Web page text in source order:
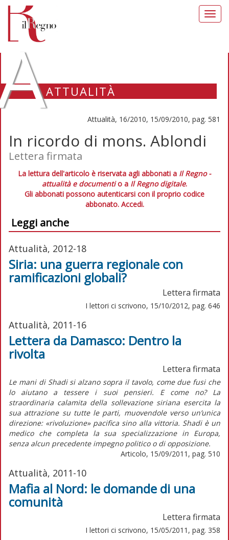
ATTUALITÀ
Attualità, 16/2010, 15/09/2010, pag. 581
In ricordo di mons. Ablondi
Lettera firmata
La lettura dell'articolo è riservata agli abbonati a Il Regno -
attualità e documentio a Il Regno digitale.
Gli abbonati possono autenticarsi con il proprio codice
abbonato. Accedi.
Leggi anche
Attualità, 2012-18
Siria: una guerra regionale con
ramificazioni globali?
Lettera firmata
I lettori ci scrivono, 15/10/2012, pag. 646
Attualità, 2011-16
Lettera da Damasco: Dentro la
rivolta
Lettera firmata
Le mani di Shadi si alzano sopra il tavolo, come due fusi che
lo aiutano a tessere i suoi pensieri. E come no? La
straordinaria calamita della sollevazione siriana esercita la
sua attrazione su tutte le parti, muovendole verso un’unica
direzione: «rivoluzione» pacifica sino alla vittoria. Shadi è un
medico che completa la sua specializzazione in Europa,
senza alcun precedente impegno politico o di opposizione.
Articolo, 15/09/2011, pag. 510
Attualità, 2011-10
Mafia al Nord: le domande di una
comunità
Lettera firmata
I lettori ci scrivono, 15/05/2011, pag. 358